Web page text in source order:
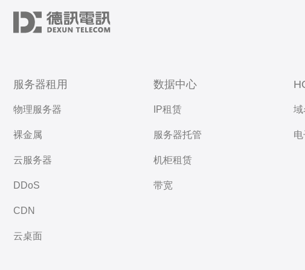
服务器租用
物理服务器
裸金属
云服务器
DDoS
CDN
云桌面
数据中心
IP租赁
服务器托管
机柜租赁
带宽
域